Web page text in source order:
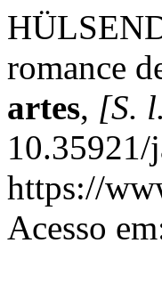
romance
artes, [S.
https://
Acesso